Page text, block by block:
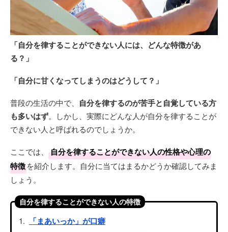
「自分を律することができない人には、どんな特徴があ
る？」
「自分に甘くなってしまうのはどうして？」
普段の生活の中で、 自分を律するのが苦手と自覚している方
も多いはず。しかし、実際にどんな人が自分を律することが
できない人と呼ばれるのでしょうか。
ここでは、
自分を律することができない人の性格や心理の
特徴を紹介します。自分に当てはまるかどうか確認してみま
しょう。
自分を律することができない人の特徴
「まあいっか」が口癖